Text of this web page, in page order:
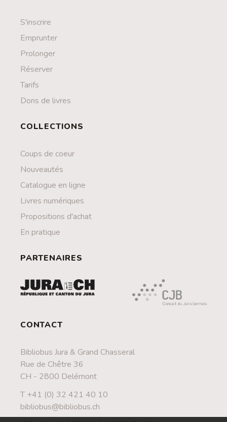
S'inscrire
Emprunter
Prolonger
Réserver
Tarifs
Dons de livres
COLLECTIONS
Coups de coeur
Nouveautés
Catalogue en ligne
Livres numériques
Propositions d'achat
En pratique
PARTENAIRES
CONTACT
Bibliobus Jura & Grand Chasseral
Rue de Chêtre 36
CH - 2800 Delémont
T +41 (0) 32 421 40 10
bibliobus@bibliobus.ch